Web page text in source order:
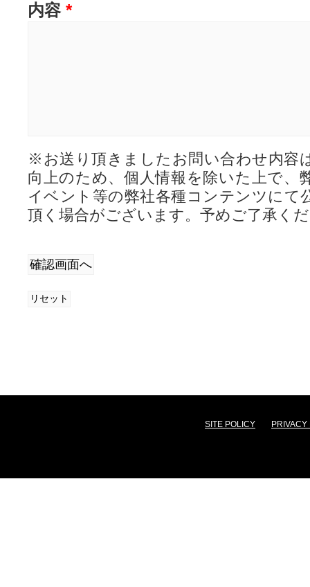
連絡先が誤っている場合や、シ
使用致しません。
セカンドラインにおける個人情
しましては、こちらをご参照く
お問い合わせの際、次の行為は
す。弊社または第三者の財産権
その他の権利を侵害する行為、
情報を提供する行為。
に違反する行為、またはその恐
内容 *
※お送り頂きましたお問い合わせ内容
向上のため、個人情報を除いた上で、
イベント等の弊社各種コンテンツにて
頂く場合がございます。予めご了承く
リセット
SITE POLICY